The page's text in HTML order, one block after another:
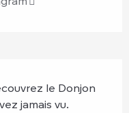
le Donjon
jamais vu.